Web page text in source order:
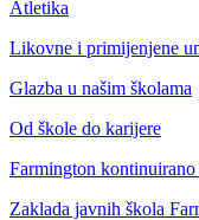
Atletika
Likovne i primijenjene
Glazba u našim školama
Od škole do karijere
Farmington kontinuirano
Zaklada javnih škola